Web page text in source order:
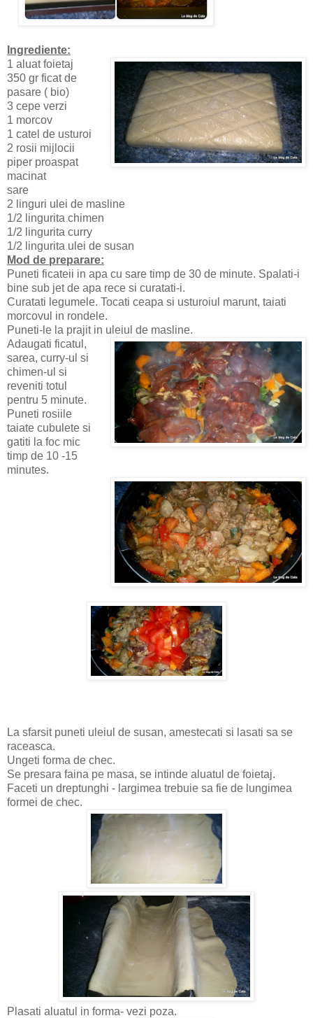
Ingrediente:
1 aluat foietaj
350 gr ficat de
pasare ( bio)
3 cepe verzi
1 morcov
1 catel de usturoi
2 rosii mijlocii
piper proaspat
macinat
sare
2 linguri ulei de masline
1/2 lingurita chimen
1/2 lingurita curry
1/2 lingurita ulei de susan
Mod de preparare:
Puneti ficateii in apa cu sare timp de 30 de minute. Spalati-i
bine sub jet de apa rece si curatati-i.
Curatati legumele. Tocati ceapa si usturoiul marunt, taiati
morcovul in rondele.
Puneti-le la prajit in uleiul de masline.
Adaugati ficatul,
sarea, curry-ul si
chimen-ul si
reveniti totul
pentru 5 minute.
Puneti rosiile
taiate cubulete si
gatiti la foc mic
timp de 10 -15
minutes.
La sfarsit puneti uleiul de susan, amestecati si lasati sa se
raceasca.
Ungeti forma de chec.
Se presara faina pe masa, se intinde aluatul de foietaj.
Faceti un dreptunghi - largimea trebuie sa fie de lungimea
formei de chec.
Plasati aluatul in forma- vezi poza.